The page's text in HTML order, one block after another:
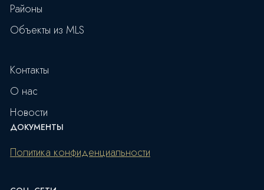
Районы
Объекты из MLS
Контакты
О нас
Новости
ДОКУМЕНТЫ
Политика конфиденциальности